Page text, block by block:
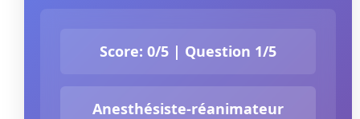
Score: 0/5 | Question 1/5
Anesthésiste-réanimateur